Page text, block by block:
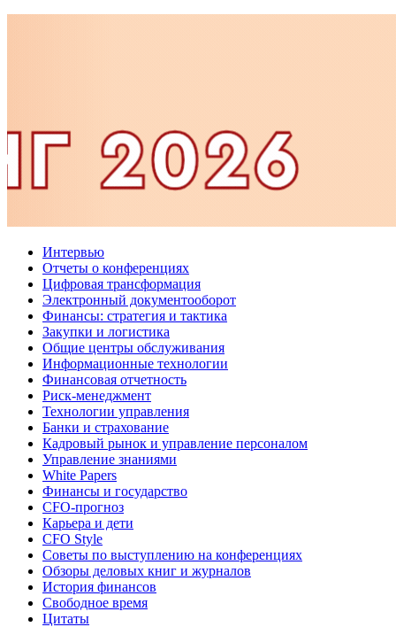
Интервью
Отчеты о конференциях
Цифровая трансформация
Электронный документооборот
Финансы: стратегия и тактика
Закупки и логистика
Общие центры обслуживания
Информационные технологии
Финансовая отчетность
Риск-менеджмент
Технологии управления
Банки и страхование
Кадровый рынок и управление персоналом
Управление знаниями
White Papers
Финансы и государство
CFO-прогноз
Карьера и дети
CFO Style
Советы по выступлению на конференциях
Обзоры деловых книг и журналов
История финансов
Свободное время
Цитаты